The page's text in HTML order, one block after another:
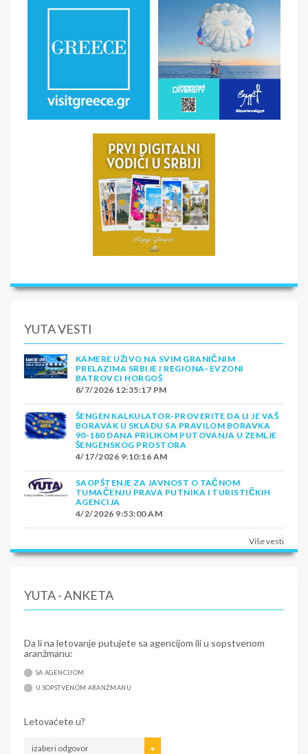
YUTA VESTI
KAMERE UŽIVO NA SVIM GRANIČNIM
PRELAZIMA SRBIJE I REGIONA–EVZONI
BATROVCI HORGOŠ
8/7/2026 12:35:17 PM
ŠENGEN KALKULATOR-PROVERITE DA LI JE VAŠ
BORAVAK U SKLADU SA PRAVILOM BORAVKA
90-180 DANA PRILIKOM PUTOVANJA U ZEMLJE
ŠENGENSKOG PROSTORA
4/17/2026 9:10:16 AM
SAOPŠTENJE ZA JAVNOST O TAČNOM
TUMAČENJU PRAVA PUTNIKA I TURISTIČKIH
AGENCIJA
4/2/2026 9:53:00 AM
Više vesti
YUTA - ANKETA
Da li na letovanje putujete sa agencijom ili u sopstvenom
aranžmanu:
SA AGENCIJOM
U SOPSTVENOM ARANŽMANU
Letovaćete u?
izaberi odgovor